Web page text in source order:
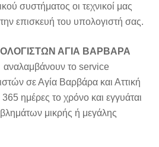
συστήματος οι τεχνικοί μας
επισκευή του υπολογιστή σας.
ΑΓΙΑ ΒΑΡΒΑΡΑ
αναλαμβάνουν το service
σε Αγία Βαρβάρα και Αττική
ημέρες το χρόνο και εγγυάται
μικρής ή μεγάλης